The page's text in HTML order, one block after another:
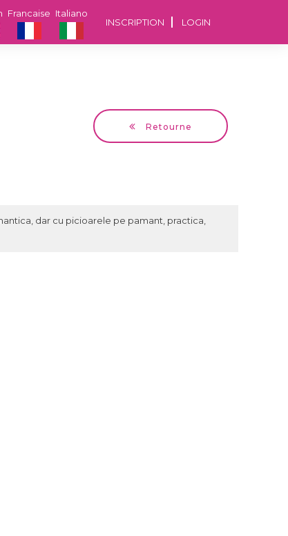
INSCRIPTION LOGIN
Italiano
Francaise
Retourne
dar cu picioarele pe pamant, practica,